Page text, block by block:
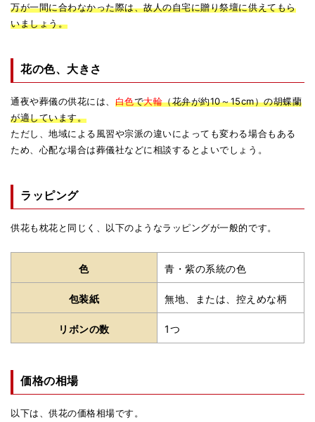
万が一間に合わなかった際は、故人の自宅に贈り祭壇に供えてもら
いましょう。
花の色、大きさ
通夜や葬儀の供花には、 白色で大輪（花弁が約10～15cm）の胡蝶蘭
が適しています。
ただし、地域による風習や宗派の違いによっても変わる場合もある
ため、心配な場合は葬儀社などに相談するとよいでしょう。
ラッピング
供花も枕花と同じく、以下のようなラッピングが一般的です。
色 青・紫の系統の色
包装紙 無地、または、控えめな柄
リボンの数 1つ
価格の相場
以下は、供花の価格相場です。